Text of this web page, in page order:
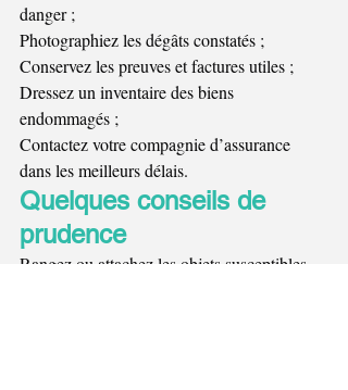
danger ;
Photographiez les dégâts constatés ;
Conservez les preuves et factures utiles ;
Dressez un inventaire des biens
endommagés ;
Contactez votre compagnie d’assurance
dans les meilleurs délais.
Quelques conseils de
prudence
Rangez ou attachez les objets susceptibles